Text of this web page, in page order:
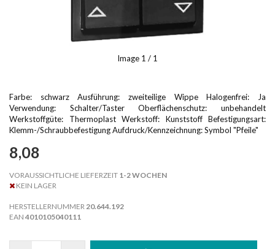
Image 1 / 1
Farbe: schwarz Ausführung: zweiteilige Wippe Halogenfrei: Ja
Verwendung: Schalter/Taster Oberflächenschutz: unbehandelt
Werkstoffgüte: Thermoplast Werkstoff: Kunststoff Befestigungsart:
Klemm-/Schraubbefestigung Aufdruck/Kennzeichnung: Symbol "Pfeile"
8,08
VORAUSSICHTLICHE LIEFERZEIT 1-2 WOCHEN
KEIN LAGER
HERSTELLERNUMMER 20.644.192
EAN 4010105040111